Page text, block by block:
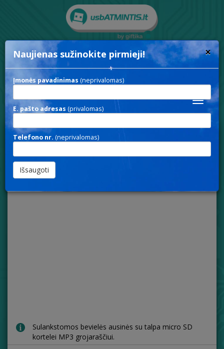
Rodyti paieškos parametrus
Toggle
HPHONES 08
Sulankstomos bevielės ausinės su talpa micro SD
kortelei MP3 grojaraščiui.
×
Naujienas sužinokite pirmieji!
Įmonės pavadinimas (neprivalomas)
E. pašto adresas (privalomas)
Telefono nr. (neprivalomas)